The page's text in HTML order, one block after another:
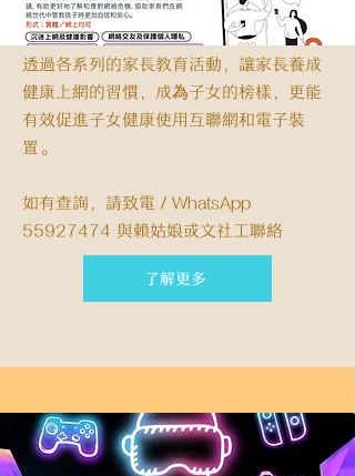
透過各系列的家長教育活動，讓家長養成
健康上網的習慣，成為子女的榜樣，更能
有效促進子女健康使用互聯網和電子裝
置。
如有查詢，請致電／WhatsApp
55927474 與賴姑娘或文社工聯絡
了解更多